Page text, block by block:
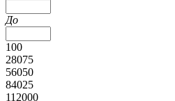
До
100
28075
56050
84025
112000